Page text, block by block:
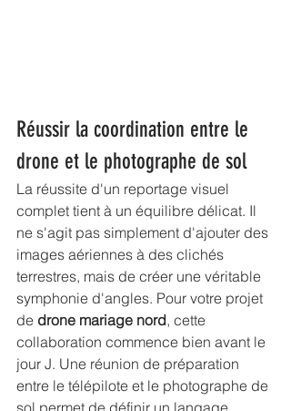
Réussir la coordination entre le
drone et le photographe de sol
La réussite d'un reportage visuel
complet tient à un équilibre délicat. Il
ne s'agit pas simplement d'ajouter des
images aériennes à des clichés
terrestres, mais de créer une véritable
symphonie d'angles. Pour votre projet
de drone mariage nord, cette
collaboration commence bien avant le
jour J. Une réunion de préparation
entre le télépilote et le photographe de
sol permet de définir un langage